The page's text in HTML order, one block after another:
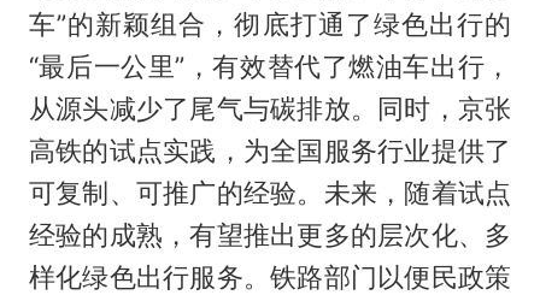
车”的新颖组合，彻底打通了绿色出行的
“最后一公里”，有效替代了燃油车出行，
从源头减少了尾气与碳排放。同时，京张
高铁的试点实践，为全国服务行业提供了
可复制、可推广的经验。未来，随着试点
经验的成熟，有望推出更多的层次化、多
样化绿色出行服务。铁路部门以便民政策